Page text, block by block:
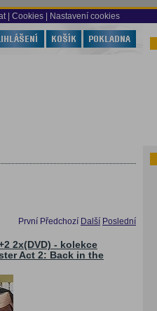
| Cookies | Nastavení cookies
První Předchozí Další Poslední
2x(DVD) - kolekce
Act 2: Back in the